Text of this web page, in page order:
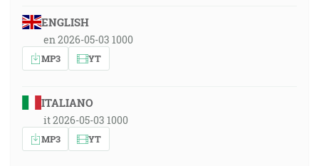
ENGLISH
en 2026-05-03 1000
MP3 YT
ITALIANO
it 2026-05-03 1000
MP3 YT